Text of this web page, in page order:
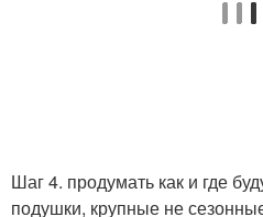
Шаг 4. продумать как и где
подушки, крупные не